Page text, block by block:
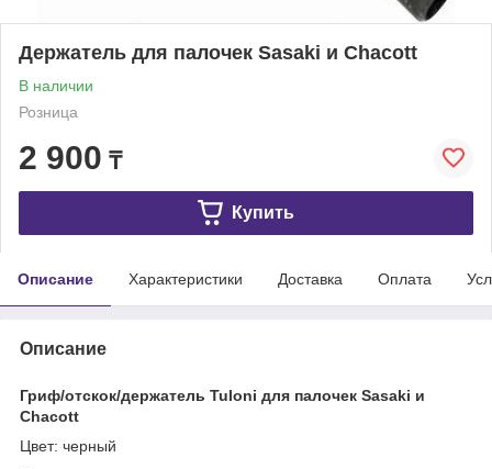
Держатель для палочек Sasaki и Chacott
В наличии
Розница
2 900 ₸
Купить
Описание Характеристики Доставка Оплата
Описание
Гриф/отскок/держатель Tuloni для палочек Sasaki и
Chacott
Цвет: черный